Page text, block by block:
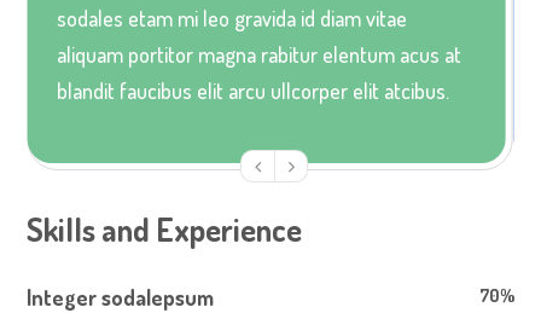
sodales etam mi leo gravida id diam vitae
aliquam portitor magna rabitur elentum acus at
blandit faucibus elit arcu ullcorper elit atcibus.
Skills and Experience
Integer sodalepsum 70%